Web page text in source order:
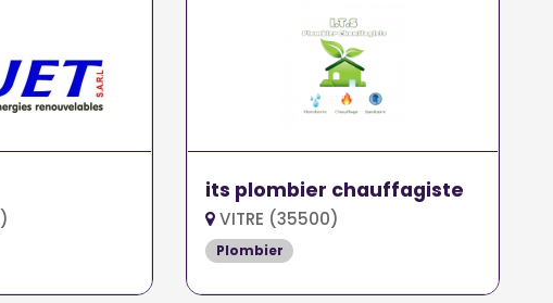
its plombier chauffagiste
VITRE (35500)
Plombier